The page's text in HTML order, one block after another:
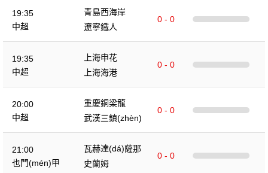
19:35
中超
青島西海岸
0 - 0
遼寧鐵人
19:35
中超
上海申花
0 - 0
上海海港
20:00
中超
重慶銅梁龍
0 - 0
武漢三鎮(zhèn)
21:00
也門(mén)甲
瓦赫達(dá)薩那
0 - 0
史蘭姆